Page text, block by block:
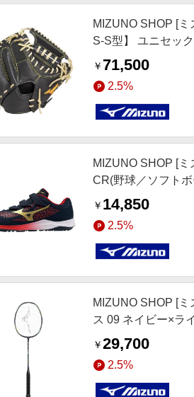
MIZUNO SHOP [
S-S型】 ユニセッ
￥ 71,500
2.5%
MIZUNO SHOP [
CR(野球／ソフト
￥ 14,850
2.5%
MIZUNO SHOP [
ス 09 ネイビー×ラ
￥29,700
2.5%